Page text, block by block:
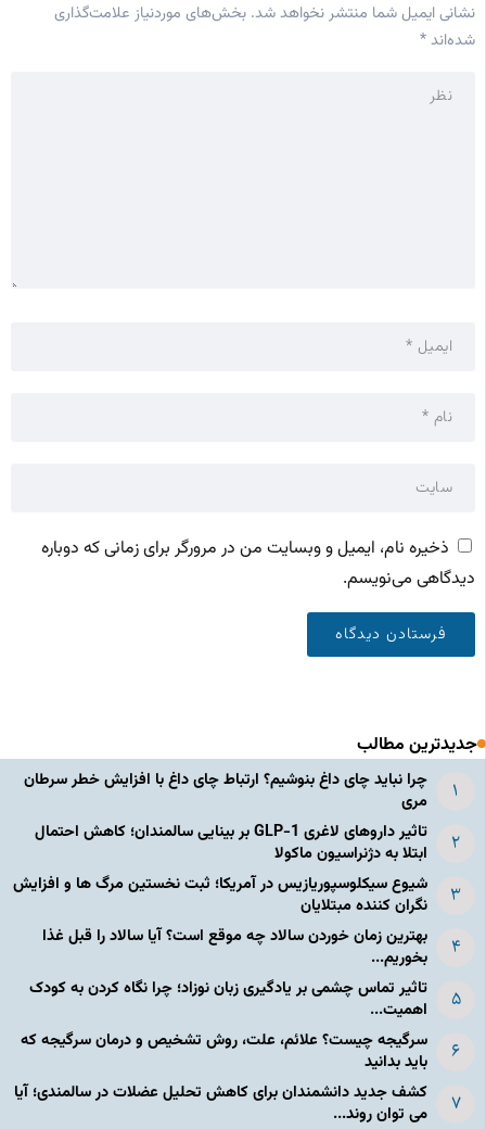
نشانی ایمیل شما منتشر نخواهد شد. بخش‌های موردنیاز علامت‌گذاری
شده‌اند*
ذخیره نام، ایمیل و وبسایت من در مرورگر برای زمانی که دوباره
دیدگاهی می‌نویسم.
جدیدترین مطالب
چرا نباید چای داغ بنوشیم؟ ارتباط چای داغ با افزایش خطر سرطان
مری
تاثیر داروهای لاغری GLP-1 بر بینایی سالمندان؛ کاهش احتمال
ابتلا به دژنراسیون ماکولا
شیوع سیکلوسپوریازیس در آمریکا؛ ثبت نخستین مرگ ها و افزایش
نگران کننده مبتلایان
بهترین زمان خوردن سالاد چه موقع است؟ آیا سالاد را قبل غذا
بخوریم...
تاثیر تماس چشمی بر یادگیری زبان نوزاد؛ چرا نگاه کردن به کودک
اهمیت...
سرگیجه چیست؟ علائم، علت، روش تشخیص و درمان سرگیجه که
باید بدانید
کشف جدید دانشمندان برای کاهش تحلیل عضلات در سالمندی؛ آیا
می توان روند...